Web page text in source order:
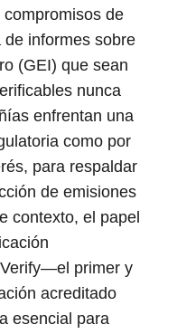
de
informes sobre
(GEI) que sean
nunca
enfrentan una
como por
para respaldar
de emisiones
contexto, el papel
primer y
acreditado
esencial para